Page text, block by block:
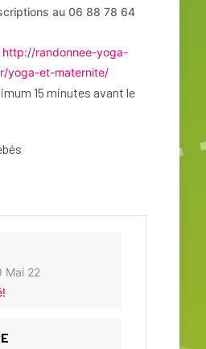
au 06 88 78 64
http://randonnee-yoga-
yoga-et-maternite/
15 minutes avant le
Mai 22